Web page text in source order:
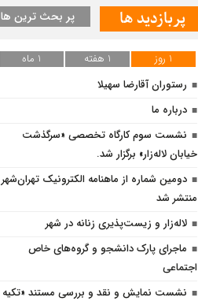
پربازدید ها پر بحث ترین ها
1 روز 1 هفته
1 ماه
رستوران آقارضا سهیلا
درباره ما
نشست سوم کارگاه تخصصی «سرگذشت
خیابان لاله‌زار» برگزار شد.
دومین شماره از ماهنامه الکترونیک تهران‌شهر
منتشر شد
لاله‌زار و زیست‌پذیری زنانه در شهر
ماجرای پارک دانشجو و گروه‌های خاص
اجتماعی
نشست نمایش و نقد و بررسی مستند «تکیه